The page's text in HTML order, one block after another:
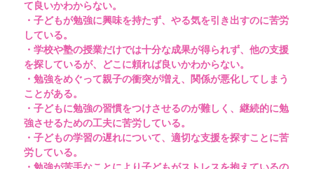
て良いかわからない。
・子どもが勉強に興味を持たず、やる気を引き出すのに苦労
している。
・学校や塾の授業だけでは十分な成果が得られず、他の支援
を探しているが、どこに頼れば良いかわからない。
・勉強をめぐって親子の衝突が増え、関係が悪化してしまう
ことがある。
・子どもに勉強の習慣をつけさせるのが難しく、継続的に勉
強させるための工夫に苦労している。
・子どもの学習の遅れについて、適切な支援を探すことに苦
労している。